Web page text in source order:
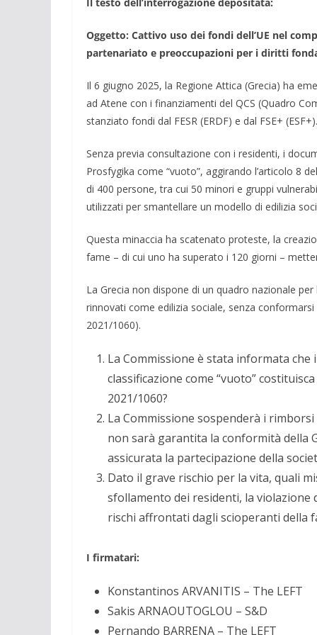
Oggetto: Cattivo uso dei fondi dell’UE nel
partenariato e preoccupazioni per i diritti
Il 6 giugno 2025, la Regione Attica (Grecia) ha
ad Atene con i finanziamenti del QCS (Quadro
stanziato fondi dal FESR (ERDF) e dal FSE+ (ESF+).
Senza previa consultazione con i residenti, i
Prosfygika come “vuoto”, aggirando l’articolo 8
di 400 persone, tra cui 50 minori e gruppi
utilizzati per smantellare un modello di edilizia
Questa minaccia ha scatenato proteste, la
fame – di cui uno ha superato i 120 giorni –
La Grecia non dispone di un quadro nazionale
rinnovati come edilizia sociale, senza
2021/1060).
La Commissione è stata informata
classificazione come “vuoto”
2021/1060?
La Commissione sospenderà i
non sarà garantita la conformità della
assicurata la partecipazione della
Dato il grave rischio per la vita, quali
sfollamento dei residenti, la
rischi affrontati dagli scioperanti della
I firmatari:
Konstantinos ARVANITIS – The LEFT
Sakis ARNAOUTOGLOU – S&D
Pernando BARRENA – The LEFT